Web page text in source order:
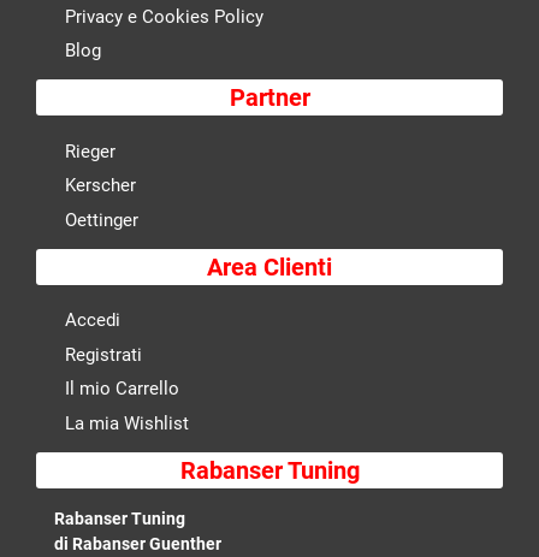
Privacy e Cookies Policy
Blog
Partner
Rieger
Kerscher
Oettinger
Area Clienti
Accedi
Registrati
Il mio Carrello
La mia Wishlist
Rabanser Tuning
Rabanser Tuning
di Rabanser Guenther